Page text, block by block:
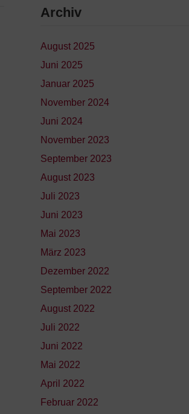
Archiv
August 2025
Juni 2025
Januar 2025
November 2024
Juni 2024
November 2023
September 2023
August 2023
Juli 2023
Juni 2023
Mai 2023
März 2023
Dezember 2022
September 2022
August 2022
Juli 2022
Juni 2022
Mai 2022
April 2022
Februar 2022